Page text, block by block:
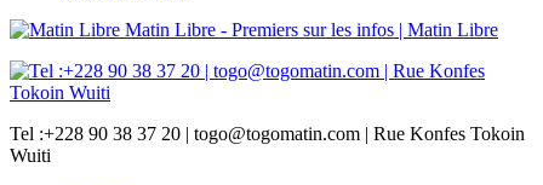
Matin Libre - Premiers sur les infos | Matin Libre
Tel :+228 90 38 37 20 | togo@togomatin.com | Rue Konfes Tokoin
Wuiti